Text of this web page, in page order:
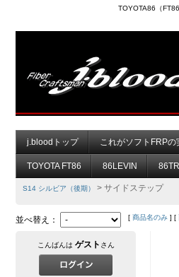
TOYOTA86（
j.bloodトップ これがソフトFRPの
TOYOTA FT86 86LEVIN
S14 シルビア（後期） > サイドステップ
並べ替え： [ 商品名のみ ] [
こんばんは ゲスト さん